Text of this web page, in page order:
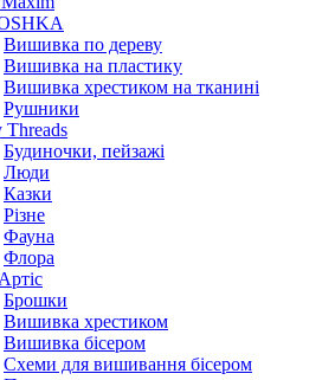
Вишивка по дереву
Вишивка на пластику
Вишивка хрестиком на тканині
Рушники
Threads
Будиночки, пейзажі
Люди
Казки
Різне
Фауна
Флора
Брошки
Вишивка хрестиком
Вишивка бісером
Схеми для вишивання бісером